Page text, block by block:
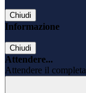
Chiudi
Informazione
Chiudi
Attendere...
Attendere il